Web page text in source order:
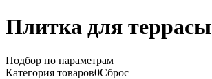
Плитка для террасы
Подбор по параметрам
Категория товаров0Сброс